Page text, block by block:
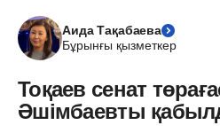
Аида Тақабаева
Бұрынғы қызметкер
Тоқаев сенат
Әшімбаевты